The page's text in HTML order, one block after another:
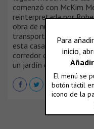
comenzó con McKim
reinterpretada por
obra de numerosos
transportable y
esta casa que parece
corredor que lo
un jardín de invierno.